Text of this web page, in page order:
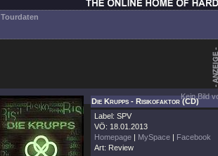
Tourdaten
Kein Bild
Die Krupps - Risikofaktor (CD)
Label: SPV
VÖ: 18.01.2013
Homepage | MySpace | Facebook
Art: Review